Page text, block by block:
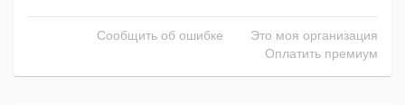
Сообщить об ошибке
Это моя организация
Оплатить премиум